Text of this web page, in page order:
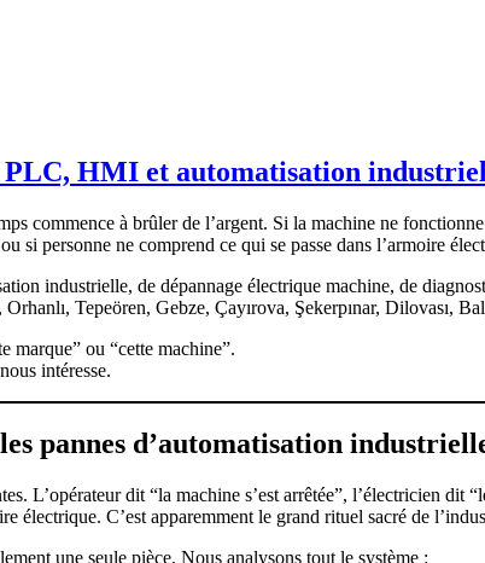
PLC, HMI et automatisation
commence à brûler de l’argent. Si la machine ne
si personne ne comprend ce qui se passe dans l’armoire
industrielle, de dépannage électrique machine, de
Tepeören, Gebze, Çayırova, Şekerpınar, Dilovası,
marque” ou “cette machine”.
intéresse.
pannes d’automatisation
L’opérateur dit “la machine s’est arrêtée”, l’électricien dit
électrique. C’est apparemment le grand rituel sacré de
une seule pièce. Nous analysons tout le système :